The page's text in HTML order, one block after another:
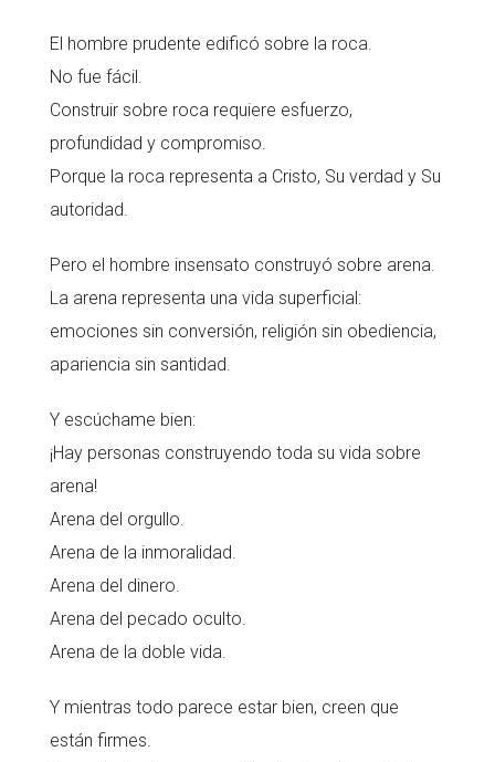
El hombre prudente edificó sobre la roca.
No fue fácil.
Construir sobre roca requiere esfuerzo,
profundidad y compromiso.
Porque la roca representa a Cristo, Su verdad y Su
autoridad.
Pero el hombre insensato construyó sobre arena.
La arena representa una vida superficial:
emociones sin conversión, religión sin obediencia,
apariencia sin santidad.
Y escúchame bien:
¡Hay personas construyendo toda su vida sobre
arena!
Arena del orgullo.
Arena de la inmoralidad.
Arena del dinero.
Arena del pecado oculto.
Arena de la doble vida.
Y mientras todo parece estar bien, creen que
están firmes.